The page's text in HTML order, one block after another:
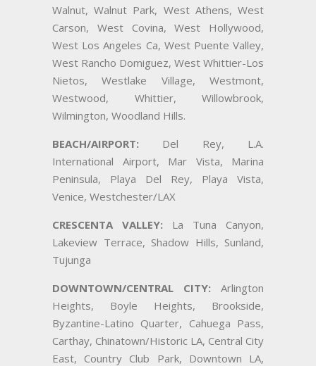
Walnut, Walnut Park, West Athens, West
Carson, West Covina, West Hollywood,
West Los Angeles Ca, West Puente Valley,
West Rancho Domiguez, West Whittier-Los
Nietos, Westlake Village, Westmont,
Westwood, Whittier, Willowbrook,
Wilmington, Woodland Hills.
BEACH/AIRPORT: Del Rey, L.A.
International Airport, Mar Vista, Marina
Peninsula, Playa Del Rey, Playa Vista,
Venice, Westchester/LAX
CRESCENTA VALLEY: La Tuna Canyon,
Lakeview Terrace, Shadow Hills, Sunland,
Tujunga
DOWNTOWN/CENTRAL CITY: Arlington
Heights, Boyle Heights, Brookside,
Byzantine-Latino Quarter, Cahuega Pass,
Carthay, Chinatown/Historic LA, Central City
East, Country Club Park, Downtown LA,